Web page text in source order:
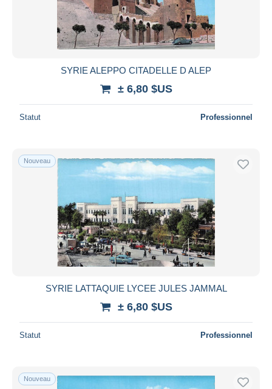
SYRIE ALEPPO CITADELLE D ALEP
± 6,80 $US
Statut Professionnel
Nouveau
SYRIE LATTAQUIE LYCEE JULES JAMMAL
± 6,80 $US
Statut Professionnel
Nouveau